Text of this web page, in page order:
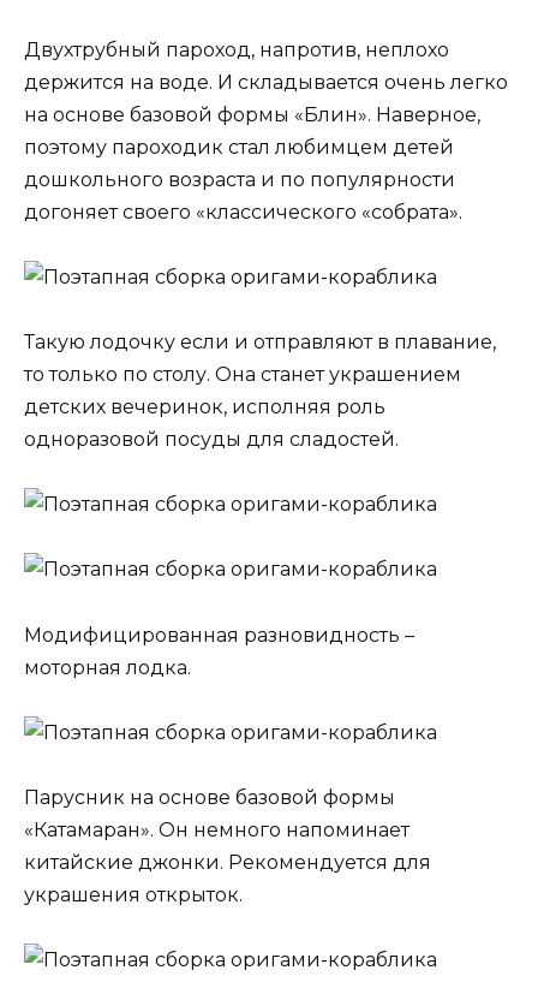
Двухтрубный пароход, напротив, неплохо
держится на воде. И складывается очень легко
на основе базовой формы «Блин». Наверное,
поэтому пароходик стал любимцем детей
дошкольного возраста и по популярности
догоняет своего «классического «собрата».
Такую лодочку если и отправляют в плавание,
то только по столу. Она станет украшением
детских вечеринок, исполняя роль
одноразовой посуды для сладостей.
Модифицированная разновидность –
моторная лодка.
Парусник на основе базовой формы
«Катамаран». Он немного напоминает
китайские джонки. Рекомендуется для
украшения открыток.